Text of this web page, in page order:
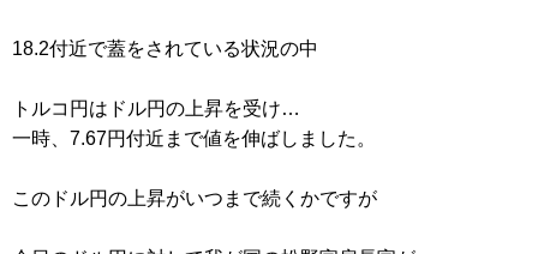
18.2付近で蓋をされている状況の中
トルコ円はドル円の上昇を受け…
一時、7.67円付近まで値を伸ばしました。
このドル円の上昇がいつまで続くかですが